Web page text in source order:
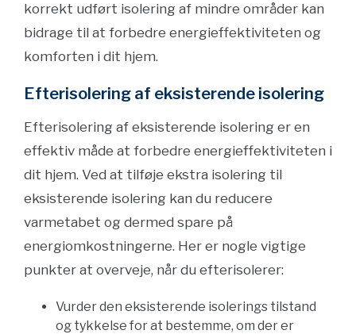
korrekt udført isolering af mindre områder kan
bidrage til at forbedre energieffektiviteten og
komforten i dit hjem.
Efterisolering af eksisterende isolering
Efterisolering af eksisterende isolering er en
effektiv måde at forbedre energieffektiviteten i
dit hjem. Ved at tilføje ekstra isolering til
eksisterende isolering kan du reducere
varmetabet og dermed spare på
energiomkostningerne. Her er nogle vigtige
punkter at overveje, når du efterisolerer:
Vurder den eksisterende isolerings tilstand
og tykkelse for at bestemme, om der er